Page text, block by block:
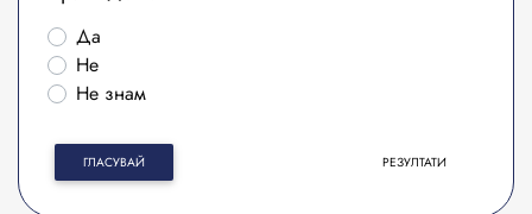
Да
Не
Не знам
ГЛАСУВАЙ РЕЗУЛТАТИ